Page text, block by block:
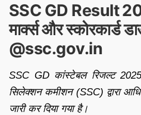
SSC GD Result
मार्क्स और स्कोरकार्ड
@ssc.gov.in
SSC GD कांस्टेबल रिजल्ट
सिलेक्शन कमीशन (SSC) द्वारा
जारी कर दिया गया है।